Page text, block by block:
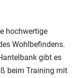
hochwertige
Wohlbefindens.
gibt es
beim Training mit